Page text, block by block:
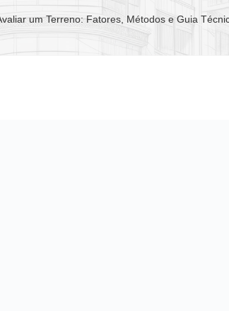
um Terreno: Fatores, Métodos e Guia